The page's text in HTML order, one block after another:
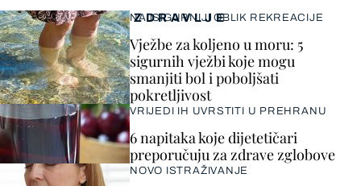
ZDRAVLJE
NAJSIGURNIJI OBLIK REKREACIJE
Vježbe za koljeno u moru: 5
sigurnih vježbi koje mogu
smanjiti bol i poboljšati
pokretljivost
VRIJEDI IH UVRSTITI U PREHRANU
6 napitaka koje dijetetičari
preporučuju za zdrave zglobove
NOVO ISTRAŽIVANJE